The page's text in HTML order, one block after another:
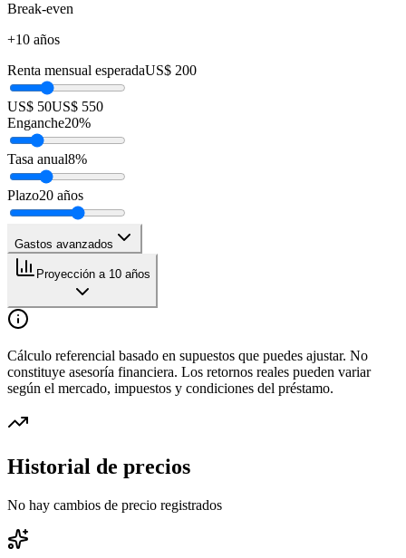
Break-even
+10 años
Renta mensual esperadaUS$ 200
US$ 50US$ 550
Enganche20%
Tasa anual8%
Plazo20 años
Gastos avanzados
Proyección a 10 años
Cálculo referencial basado en supuestos que puedes ajustar. No
constituye asesoría financiera. Los retornos reales pueden variar
según el mercado, impuestos y condiciones del préstamo.
Historial de precios
No hay cambios de precio registrados